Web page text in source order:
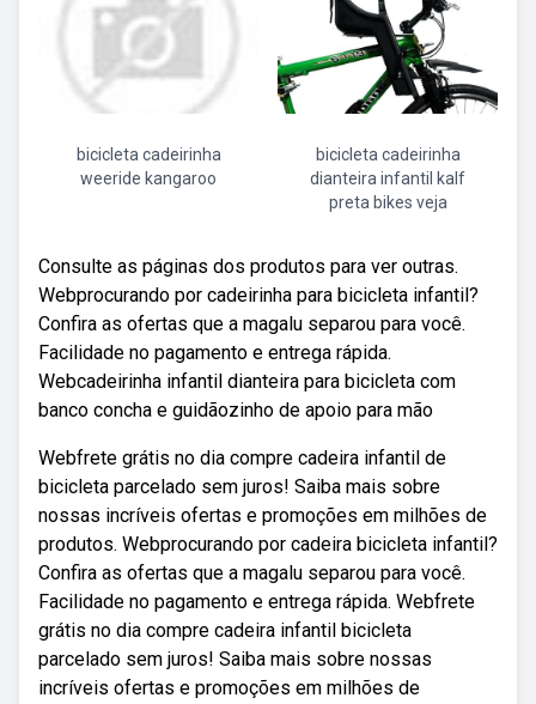
bicicleta cadeirinha
weeride kangaroo
bicicleta cadeirinha
dianteira infantil kalf
preta bikes veja
Consulte as páginas dos produtos para ver outras.
Webprocurando por cadeirinha para bicicleta infantil?
Confira as ofertas que a magalu separou para você.
Facilidade no pagamento e entrega rápida.
Webcadeirinha infantil dianteira para bicicleta com
banco concha e guidãozinho de apoio para mão
Webfrete grátis no dia compre cadeira infantil de
bicicleta parcelado sem juros! Saiba mais sobre
nossas incríveis ofertas e promoções em milhões de
produtos. Webprocurando por cadeira bicicleta infantil?
Confira as ofertas que a magalu separou para você.
Facilidade no pagamento e entrega rápida. Webfrete
grátis no dia compre cadeira infantil bicicleta
parcelado sem juros! Saiba mais sobre nossas
incríveis ofertas e promoções em milhões de